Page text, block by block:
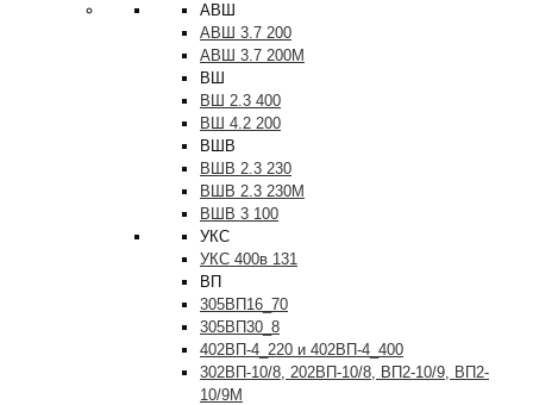
АВШ
АВШ 3.7 200
АВШ 3.7 200М
ВШ
ВШ 2.3 400
ВШ 4.2 200
ВШВ
ВШВ 2.3 230
ВШВ 2.3 230М
ВШВ 3 100
УКС
УКС 400в 131
ВП
305ВП16_70
305ВП30_8
402ВП-4_220 и 402ВП-4_400
302ВП-10/8, 202ВП-10/8, ВП2-10/9, ВП2-
10/9М